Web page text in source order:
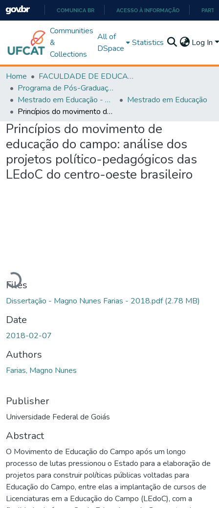
PARA
O
COMUNICA BR ACESSO À INFORMAÇÃO
Communities
&
Collections
All of
DSpace
Statistics Log In
Home
FACULDADE DE EDUCAÇÃO
Programa de Pós-Graduação em Educação (PPGEDUC)
Mestrado em Educação - PPGEDUC
Mestrado em Educação
Princípios do movimento de educação do campo: análise dos projetos político-pedagógicos das LEdoC do centro-oeste brasileiro
Princípios do movimento de
educação do campo: análise dos
projetos político-pedagógicos das
LEdoC do centro-oeste brasileiro
Loading...
Files
Dissertação - Magno Nunes Farias - 2018.pdf(2.78 MB)
Date
2018-02-07
Authors
Farias, Magno Nunes
Publisher
Universidade Federal de Goiás
Abstract
O Movimento de Educação do Campo após um longo
processo de lutas pressionou o Estado para a elaboração de
projetos para construir políticas públicas voltadas para
Educação do Campo, entre elas a implantação de cursos de
Licenciaturas em a Educação do Campo (LEdoC), com a